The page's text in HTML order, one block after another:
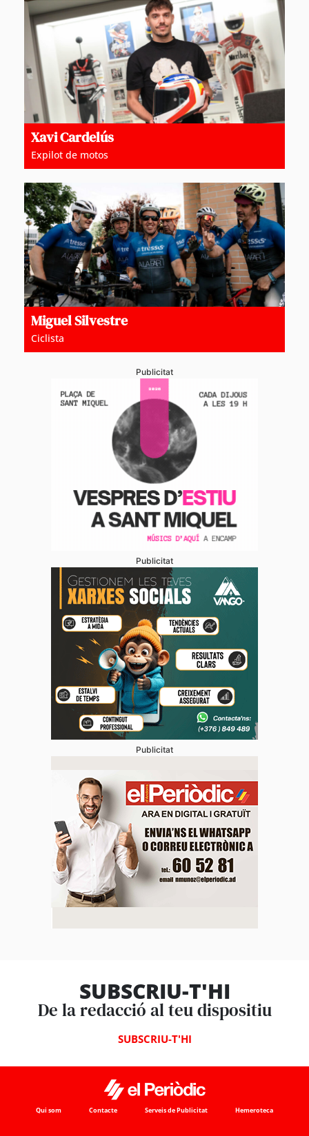
Xavi Cardelús
Expilot de motos
Miguel Silvestre
Ciclista
Publicitat
Publicitat
Publicitat
SUBSCRIU-T'HI
De la redacció al teu dispositiu
SUBSCRIU-T'HI
Qui som Contacte Serveis de Publicitat Hemeroteca